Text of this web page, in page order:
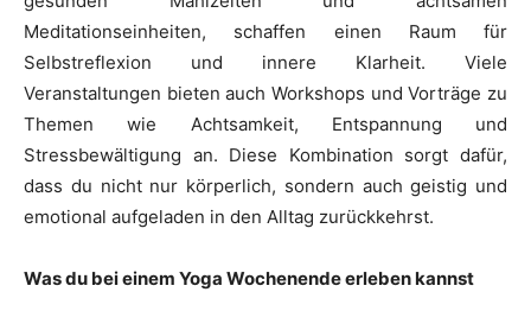
Meditationseinheiten, schaffen einen Raum für
Selbstreflexion und innere Klarheit. Viele
Veranstaltungen bieten auch Workshops und Vorträge zu
Themen wie Achtsamkeit, Entspannung und
Stressbewältigung an. Diese Kombination sorgt dafür,
dass du nicht nur körperlich, sondern auch geistig und
emotional aufgeladen in den Alltag zurückkehrst.
Was du bei einem Yoga Wochenende erleben kannst